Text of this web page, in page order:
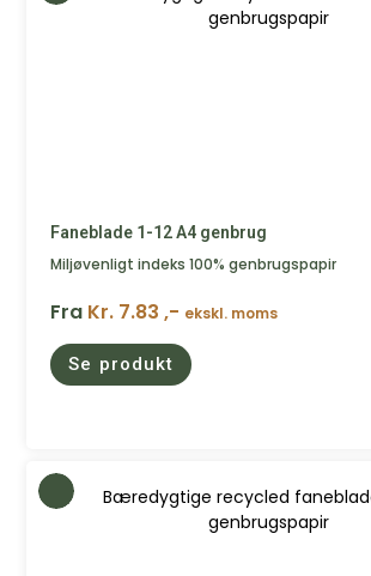
Faneblade 1-12 A4 genbrug
Miljøvenligt indeks 100% genbrugspapir
Fra Kr. 7.83 ,- ekskl. moms
Se produkt